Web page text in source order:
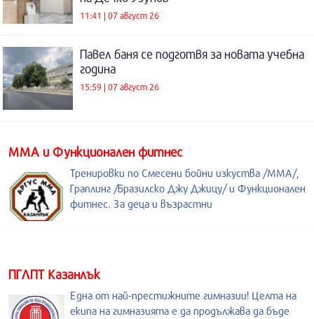
11:41 | 07 август 26
Павел баня се подготвя за новата учебна
година
15:59 | 07 август 26
ММА и Функционален фитнес
Тренировки по Смесени бойни изкуства /MMA/,
Граплинг /Бразилско Джу Джицу/ и Функционален
фитнес. За деца и възрастни
ПГЛПТ Казанлък
Една от най-престижните гимназии! Целта на
екипа на гимназията е да продължава да бъде